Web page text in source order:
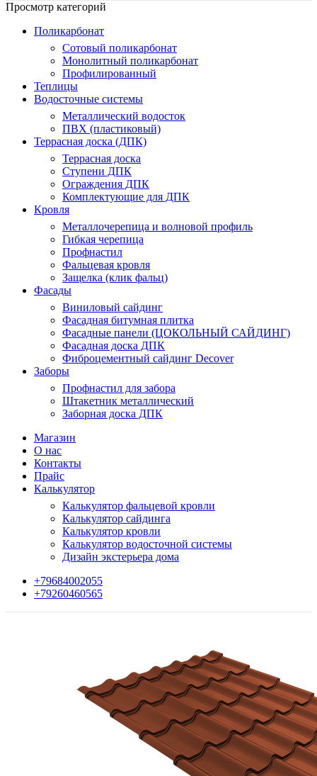
Просмотр категорий
Поликарбонат
Сотовый поликарбонат
Монолитный поликарбонат
Профилированный
Теплицы
Водосточные системы
Металлический водосток
ПВХ (пластиковый)
Террасная доска (ДПК)
Террасная доска
Ступени ДПК
Ограждения ДПК
Комплектующие для ДПК
Кровля
Металлочерепица и волновой профиль
Гибкая черепица
Профнастил
Фальцевая кровля
Защелка (клик фальц)
Фасады
Виниловый сайдинг
Фасадная битумная плитка
Фасадные панели (ЦОКОЛЬНЫЙ САЙДИНГ)
Фасадная доска ДПК
Фиброцементный сайдинг Decover
Заборы
Профнастил для забора
Штакетник металлический
Заборная доска ДПК
Магазин
О нас
Контакты
Прайс
Калькулятор
Калькулятор фальцевой кровли
Калькулятор сайдинга
Калькулятор кровли
Калькулятор водосточной системы
Дизайн экстерьера дома
+79684002055
+79260460565